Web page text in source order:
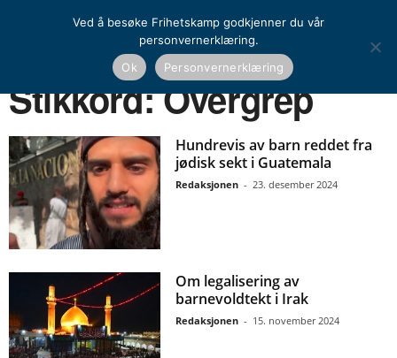
Overgrep
Stikkord: Overgrep
Hundrevis av barn reddet fra
jødisk sekt i Guatemala
Redaksjonen - 23. desember 2024
Om legalisering av
barnevoldtekt i Irak
Redaksjonen - 15. november 2024
Ved å besøke Frihetskamp godkjenner du vår
personvernerklæring.
Ok
Personvernerklæring